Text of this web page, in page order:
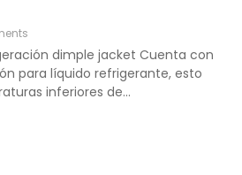
dimple jacket Cuenta con
para líquido refrigerante, esto
inferiores de...